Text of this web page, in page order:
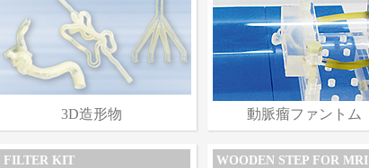
3D造形物 動脈瘤ファントム
FILTER KIT
WOODEN STEP FOR MRI